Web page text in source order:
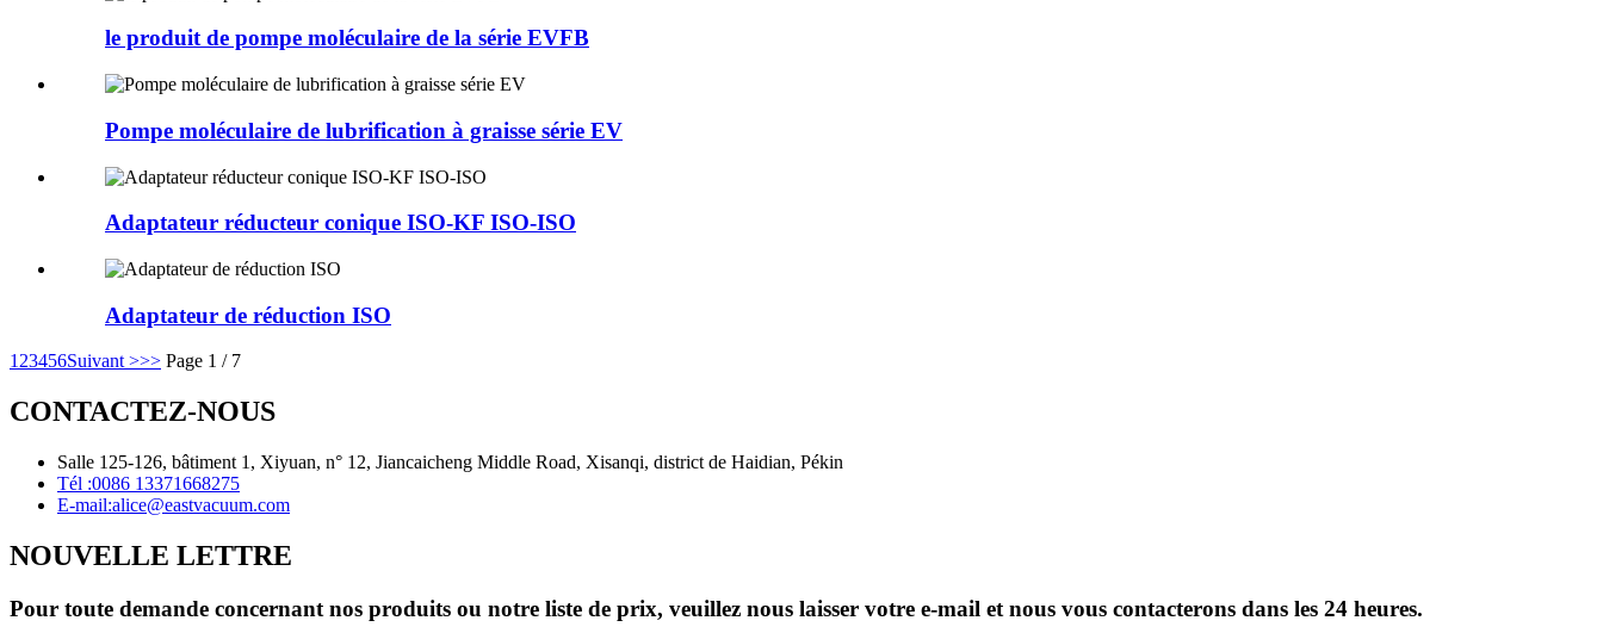
le produit de pompe moléculaire de la série EVFB
Pompe moléculaire de lubrification à graisse série EV
Adaptateur réducteur conique ISO-KF ISO-ISO
Adaptateur de réduction ISO
123456Suivant >>> Page 1 / 7
CONTACTEZ-NOUS
Salle 125-126, bâtiment 1, Xiyuan, n° 12, Jiancaicheng Middle Road, Xisanqi, district de Haidian, Pékin
Tél :0086 13371668275
E-mail:alice@eastvacuum.com
NOUVELLE LETTRE
Pour toute demande concernant nos produits ou notre liste de prix, veuillez nous laisser votre e-mail et nous vous contacterons dans les 24 heures.